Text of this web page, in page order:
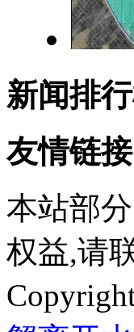
新闻排
友情链接
本站部
权益,请